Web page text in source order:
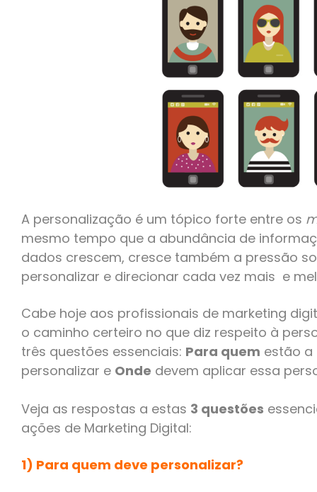
A personalização é um tópico forte entre os
mesmo tempo que a abundância de
dados crescem, cresce também a pressão
personalizar e direcionar cada vez mais e
Cabe hoje aos profissionais de marketing
o caminho certeiro no que diz respeito à
três questões essenciais: Para quem estão a
personalizar e Onde devem aplicar essa
Veja as respostas a estas 3 questões
ações de Marketing Digital:
1) Para quem deve personalizar?